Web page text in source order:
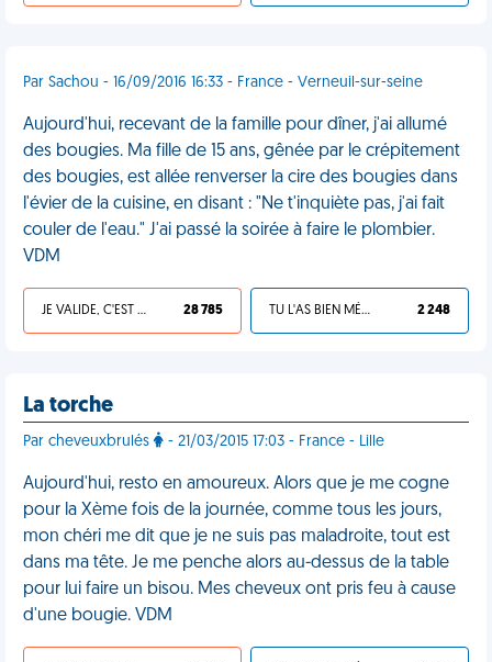
Par Sachou - 16/09/2016 16:33 - France - Verneuil-sur-seine
Aujourd'hui, recevant de la famille pour dîner, j'ai allumé
des bougies. Ma fille de 15 ans, gênée par le crépitement
des bougies, est allée renverser la cire des bougies dans
l'évier de la cuisine, en disant : "Ne t'inquiète pas, j'ai fait
couler de l'eau." J'ai passé la soirée à faire le plombier.
VDM
JE VALIDE, C'EST UNE VDM 28 785 TU L'AS BIEN MÉRITÉ 2 248
La torche
Par cheveuxbrulés - 21/03/2015 17:03 - France - Lille
Aujourd'hui, resto en amoureux. Alors que je me cogne
pour la Xème fois de la journée, comme tous les jours,
mon chéri me dit que je ne suis pas maladroite, tout est
dans ma tête. Je me penche alors au-dessus de la table
pour lui faire un bisou. Mes cheveux ont pris feu à cause
d'une bougie. VDM